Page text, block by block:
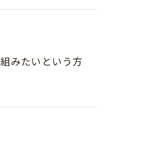
みたいという方